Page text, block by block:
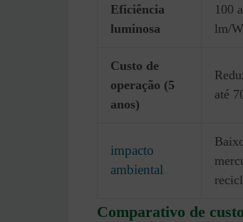
Eficiência
luminosa
100
lm/W
Custo de
operação (5
anos)
até
impacto
ambiental
Comparativo de